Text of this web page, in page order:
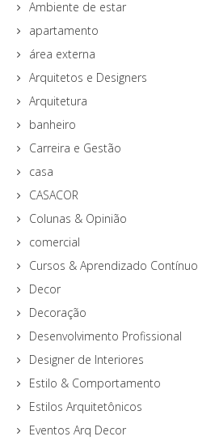
Ambiente de estar
apartamento
área externa
Arquitetos e Designers
Arquitetura
banheiro
Carreira e Gestão
casa
CASACOR
Colunas & Opinião
comercial
Cursos & Aprendizado Contínuo
Decor
Decoração
Desenvolvimento Profissional
Designer de Interiores
Estilo & Comportamento
Estilos Arquitetônicos
Eventos Arq Decor